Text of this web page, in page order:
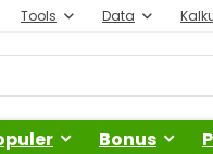
Tools Data
Bonus